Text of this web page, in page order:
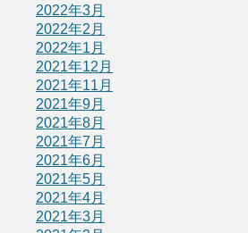
2022年3月
2022年2月
2022年1月
2021年12月
2021年11月
2021年9月
2021年8月
2021年7月
2021年6月
2021年5月
2021年4月
2021年3月